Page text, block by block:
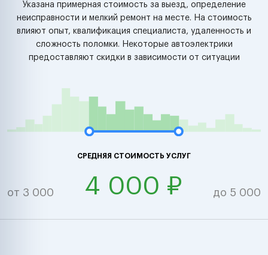
Указана примерная стоимость за выезд, определение
неисправности и мелкий ремонт на месте. На стоимость
влияют опыт, квалификация специалиста, удаленность и
сложность поломки. Некоторые автоэлектрики
предоставляют скидки в зависимости от ситуации
СРЕДНЯЯ СТОИМОСТЬ УСЛУГ
от 3 000 4 000 ₽ до 5 000